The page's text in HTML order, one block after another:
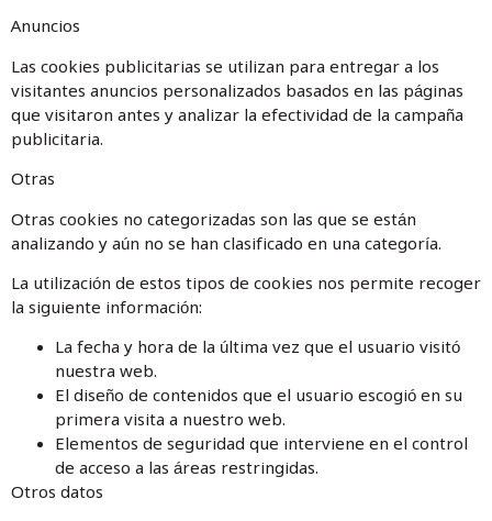
Anuncios
Las cookies publicitarias se utilizan para entregar a los
visitantes anuncios personalizados basados en las páginas
que visitaron antes y analizar la efectividad de la campaña
publicitaria.
Otras
Otras cookies no categorizadas son las que se están
analizando y aún no se han clasificado en una categoría.
La utilización de estos tipos de cookies nos permite recoger
la siguiente información:
La fecha y hora de la última vez que el usuario visitó
nuestra web.
El diseño de contenidos que el usuario escogió en su
primera visita a nuestro web.
Elementos de seguridad que interviene en el control
de acceso a las áreas restringidas.
Otros datos